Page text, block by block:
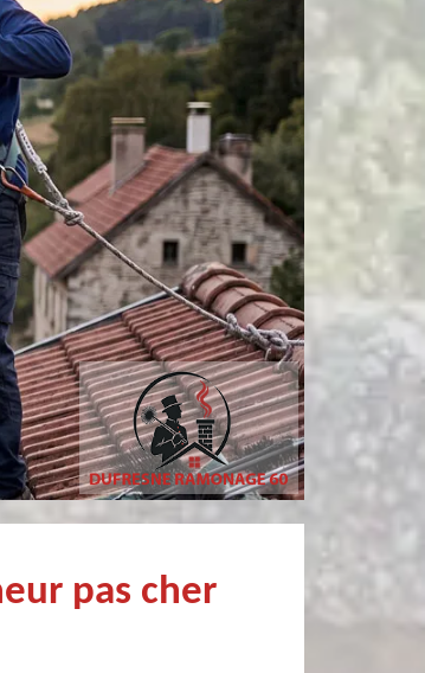
Très professionnel et surtout un rendez vous rapide pour un ramonage efficace
Simon Bataille-
Vandereecken
pas cher